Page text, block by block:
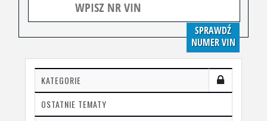
SPRAWDŹ
NUMER VIN
KATEGORIE
OSTATNIE TEMATY